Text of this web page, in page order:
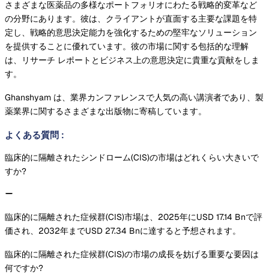
さまざまな医薬品の多様なポートフォリオにわたる戦略的変革など
の分野にあります。彼は、クライアントが直面する主要な課題を特
定し、戦略的意思決定能力を強化するための堅牢なソリューション
を提供することに優れています。彼の市場に関する包括的な理解
は、リサーチ レポートとビジネス上の意思決定に貴重な貢献をしま
す。
Ghanshyam は、業界カンファレンスで人気の高い講演者であり、製
薬業界に関するさまざまな出版物に寄稿しています。
よくある質問 :
臨床的に隔離されたシンドローム(CIS)の市場はどれくらい大きいで
すか?
臨床的に隔離された症候群(CIS)市場は、2025年にUSD 17.14 Bnで評
価され、2032年までUSD 27.34 Bnに達すると予想されます。
臨床的に隔離された症候群(CIS)の市場の成長を妨げる重要な要因は
何ですか?